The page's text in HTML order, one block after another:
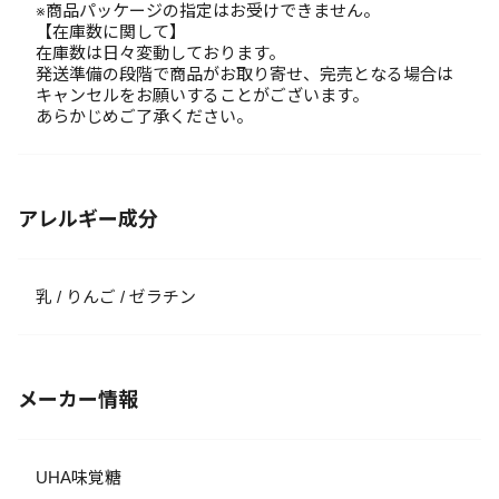
※商品パッケージの指定はお受けできません。
【在庫数に関して】
在庫数は日々変動しております。
発送準備の段階で商品がお取り寄せ、完売となる場合は
キャンセルをお願いすることがございます。
あらかじめご了承ください。
アレルギー成分
乳 / りんご / ゼラチン
メーカー情報
UHA味覚糖